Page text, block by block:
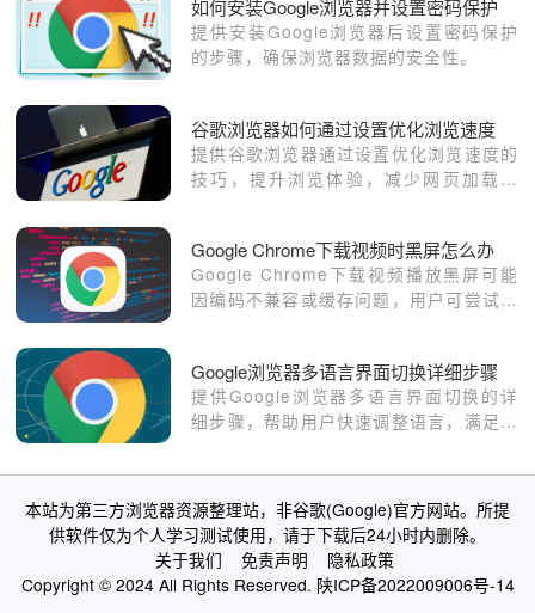
如何安装Google浏览器并设置密码保护
提供安装Google浏览器后设置密码保护
的步骤，确保浏览器数据的安全性。
谷歌浏览器如何通过设置优化浏览速度
提供谷歌浏览器通过设置优化浏览速度的
技巧，提升浏览体验，减少网页加载时
Google Chrome下载视频时黑屏怎么办
Google Chrome下载视频播放黑屏可能
因编码不兼容或缓存问题，用户可尝试清
Google浏览器多语言界面切换详细步骤
提供Google浏览器多语言界面切换的详
细步骤，帮助用户快速调整语言，满足不
本站为第三方浏览器资源整理站，非谷歌(Google)官方网站。所提
供软件仅为个人学习测试使用，请于下载后24小时内删除。
关于我们
免责声明
隐私政策
Copyright © 2024 All Rights Reserved. 陕ICP备2022009006号-14